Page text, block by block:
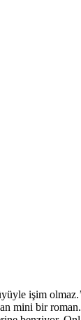
işim
bir roman.